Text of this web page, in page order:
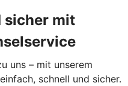
sicher mit
uns – mit unserem
schnell und sicher.